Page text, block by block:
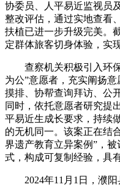
协委员、人平易近监视员
整改评估，通过实地查看
扶植已进一步升级完美。
定群体旅客切身体验，实
查察机关积极引入环保
为公”意愿者，充实阐扬
摸排、协帮查询拜访、公
同时，依托意愿者研究提
平易近生成长要求，持续
的无机同一。该案正在结
界遗产教育立异案例”，
式，构成可复制经验，具
2024年11月1日，濮阳